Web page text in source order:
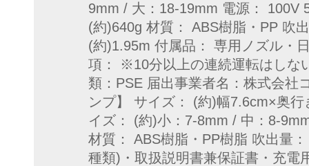
9mm / 大：18-19mm 電源： 100V
(約)640g 材質： ABS樹脂・PP 吹
(約)1.95m 付属品： 専用ノズル・
項： ※10分以上の連続運転はしな
類：PSE 届出事業者名：株式会社
ンプ】 サイズ： (約)幅7.6cm×奥
イズ： (約)小：7-8mm / 中：8-
材質： ABS樹脂・PP樹脂 吹出量
種類)・取扱説明書兼保証書・充電